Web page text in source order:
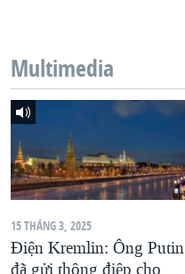
Multimedia
15 THÁNG 3, 2025
Điện Kremlin: Ông Putin